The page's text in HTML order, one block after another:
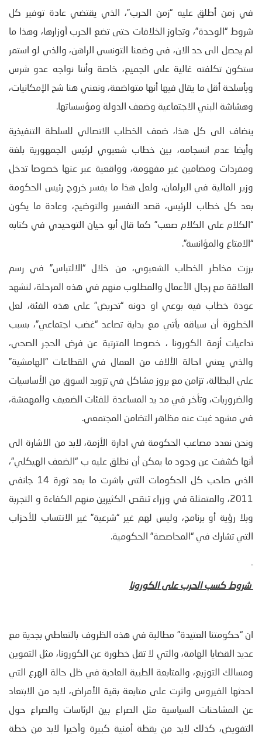
في زمن أطلق عليه “زمن الحرب”، الذي يقتضي عادة توفير كل
شروط “الوحدة”، وتجاوز الخلافات حتى تضع الحرب أوزارها، وهذا ما
لم يحصل الى حد الان، في وضعنا التونسي الراهن، والذي لو استمر
ستكون تكلفته غالية على الجميع، خاصة وأننا نواجه عدو شرس
وبأسلحة أقل ما يقال فيها أنها متواضعة، ونعني هنا شح الإمكانيات،
وهشاشة البني الاجتماعية وضعف الدولة ومؤسساتها.
ينضاف الى كل هذا، ضعف الخطاب الاتصالي للسلطة التنفيذية
وأيضا عدم انسجامه، بين خطاب شعبوي لرئيس الجمهورية بلغة
ومفردات ومضامين غير مفهومة، وواقعية عبر عنها خصوصا تدخل
وزير المالية في البرلمان، ولعل هذا ما يفسر خروج رئيس الحكومة
بعد كل خطاب للرئيس، قصد التفسير والتوضيح، وعادة ما يكون
“الكلام على الكلام صعب” كما قال أبو حيان التوحيدي في كتابه
“الامتاع والمؤانسة”.
برزت مخاطر الخطاب الشعبوي، من خلال “الالتباس” في رسم
العلاقة مع رجال الأعمال والمطلوب منهم في هذه المرحلة، لنشهد
عودة خطاب فيه بوعي او دونه “تحريض” على هذه الفئة، لعل
الخطورة أن سياقه يأتي مع بداية تصاعد “غضب اجتماعي”، بسبب
تداعيات أزمة الكورونا ، خصوصا المترتبة عن فرض الحجر الصحي،
والذي يعني احالة الألاف من العمال في القطاعات “الهامشية”
على البطالة، تزامن مع بروز مشاكل في تزويد السوق من الأساسيات
والضروريات، وتأخر في مد يد المساعدة للفئات الضعيف والمهمشة،
في مشهد غبت عنه مظاهر التضامن المجتمعي.
ونحن نعدد مصاعب الحكومة في ادارة الأزمة، لابد من الاشارة الى
أنها كشفت عن وجود ما يمكن أن نطلق عليه ب “الضعف الهيكلي”،
الذي صاحب كل الحكومات التي باشرت ما بعد ثورة 14 جانفي
2011، والمتمثلة في وزراء تنقص الكثيرين منهم الكفاءة و التجربة
وبلا رؤية أو برنامج، وليس لهم غير “شرعية” غير الانتساب للأحزاب
التي تشارك في “المحاصصة” الحكومية.
شروط كسب الحرب على الكورونا
ان “حكومتنا العتيدة” مطالبة في هذه الظروف بالتعاطي بجدية مع
عديد القضايا الهامة، والتي لا تقل خطورة عن الكورونا، مثل التموين
ومسالك التوزيع، والمتابعة الطبية العادية في ظل حالة الهرع التي
احدثها الفيروس واثرت على متابعة بقية الأمراض، لابد من الابتعاد
عن المشاحنات السياسية مثل الصراع بين الرئاسات والصراع حول
التفويض، كذلك لابد من يقظة أمنية كبيرة وأخيرا لابد من خطة